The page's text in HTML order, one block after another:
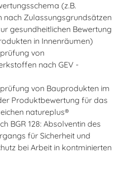
(z.B.
nach Zulassungsgrundsätzen
gesundheitlichen Bewertung
in Innenräumen)
von
nach GEV -
von Bauprodukten im
Produktbewertung für das
natureplus®
BGR 128: Absolventin des
für Sicherheit und
bei Arbeit in kontminierten